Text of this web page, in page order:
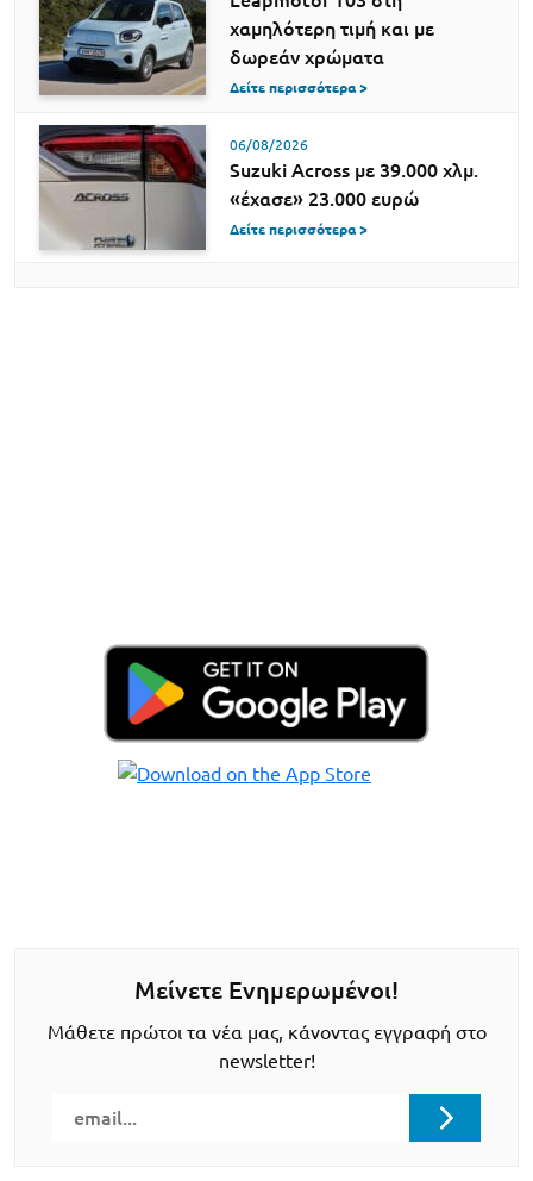
χαμηλότερη τιμή και με
δωρεάν χρώματα
Δείτε περισσότερα >
06/08/2026
Suzuki Across με 39.000 χλμ.
«έχασε» 23.000 ευρώ
Δείτε περισσότερα >
Μείνετε Ενημερωμένοι!
Μάθετε πρώτοι τα νέα μας, κάνοντας εγγραφή στο
newsletter!